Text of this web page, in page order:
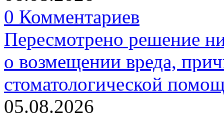
0 Комментариев
Пересмотрено решение
о возмещении вреда,
стоматологической
05.08.2026